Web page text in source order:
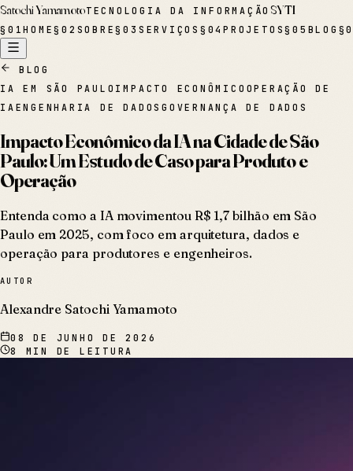
Satochi YamamotoTECNOLOGIA DA INFORMAÇÃOSYTI
§ 01HOME§02 SOBRE§03 SERVIÇOS § 04PROJETOS§05 BLOG §
BLOG
IA EM SÃO PAULO IMPACTO ECONÔMICO OPERAÇÃO DE
IA ENGENHARIA DE DADOSGOVERNANÇA DE DADOS
Impacto Econômico da IA na Cidade de São
Paulo: Um Estudo de Caso para Produto e
Operação
Entenda como a IA movimentou R$ 1,7 bilhão em São
Paulo em 2025, com foco em arquitetura, dados e
operação para produtores e engenheiros.
AUTOR
Alexandre Satochi Yamamoto
08 DE JUNHO DE 2026
8
MIN DE LEITURA